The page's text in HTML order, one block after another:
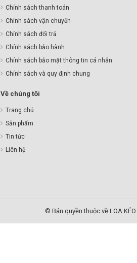
Chính sách thanh toán
Chính sách vận chuyển
Chính sách đổi trả
Chính sách bảo hành
Chính sách bảo mật thông tin cá nhân
Chính sách và quy định chung
Về chúng tôi
Trang chủ
Sản phẩm
Tin tức
Liên hệ
© Bản quyền thuộc về LOA